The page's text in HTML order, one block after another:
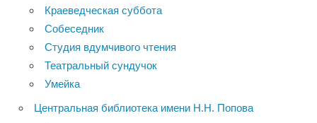
Краеведческая суббота
Собеседник
Студия вдумчивого чтения
Театральный сундучок
Умейка
Центральная библиотека имени Н.Н. Попова